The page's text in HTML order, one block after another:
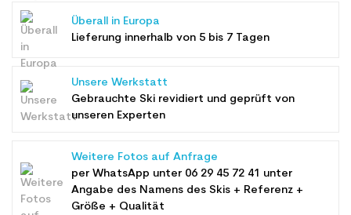
Überall in Europa
Lieferung innerhalb von 5 bis 7 Tagen
Unsere Werkstatt
Gebrauchte Ski revidiert und geprüft von
unseren Experten
Weitere Fotos auf Anfrage
per WhatsApp unter 06 29 45 72 41 unter
Angabe des Namens des Skis + Referenz +
Größe + Qualität